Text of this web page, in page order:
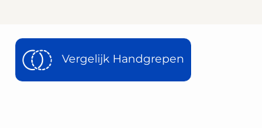
Vergelijk Handgrepen